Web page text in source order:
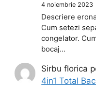
4 noiembrie 2023
Descriere
Cum setezi
congelator.
bocaj…
Sirbu florica
4in1 Total